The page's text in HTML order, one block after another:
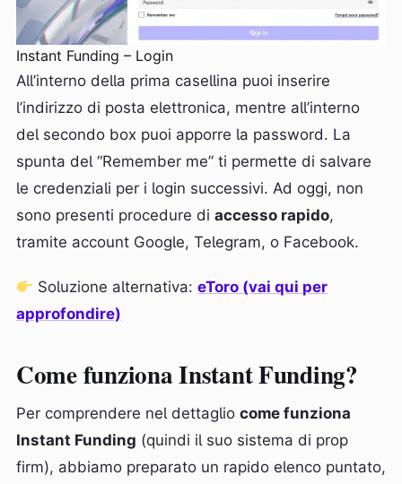
Instant Funding – Login
All’interno della prima casellina puoi inserire
l’indirizzo di posta elettronica, mentre all’interno
del secondo box puoi apporre la password. La
spunta del “Remember me” ti permette di salvare
le credenziali per i login successivi. Ad oggi, non
sono presenti procedure di accesso rapido,
tramite account Google, Telegram, o Facebook.
Soluzione alternativa:eToro (vai qui per
approfondire)
Come funziona Instant Funding?
Per comprendere nel dettaglio come funziona
Instant Funding (quindi il suo sistema di prop
firm), abbiamo preparato un rapido elenco puntato,